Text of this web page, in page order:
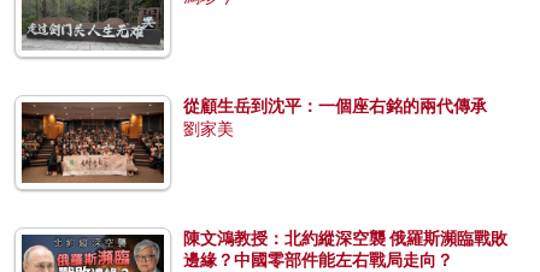
從顧生岳到沈平：一個座右銘的兩代傳承
劉家美
陳文鴻教授：北約縱深空襲 俄羅斯瀕臨戰敗
邊緣？中國零部件能左右戰局走向？